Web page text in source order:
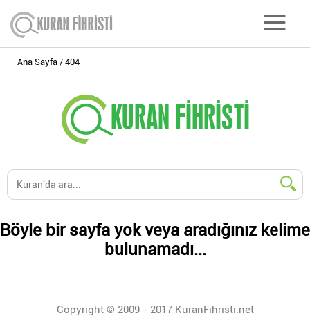
Ana Sayfa 404
Böyle bir sayfa yok veya aradığınız kelime
bulunamadı...
Copyright © 2009 - 2017 KuranFihristi.net